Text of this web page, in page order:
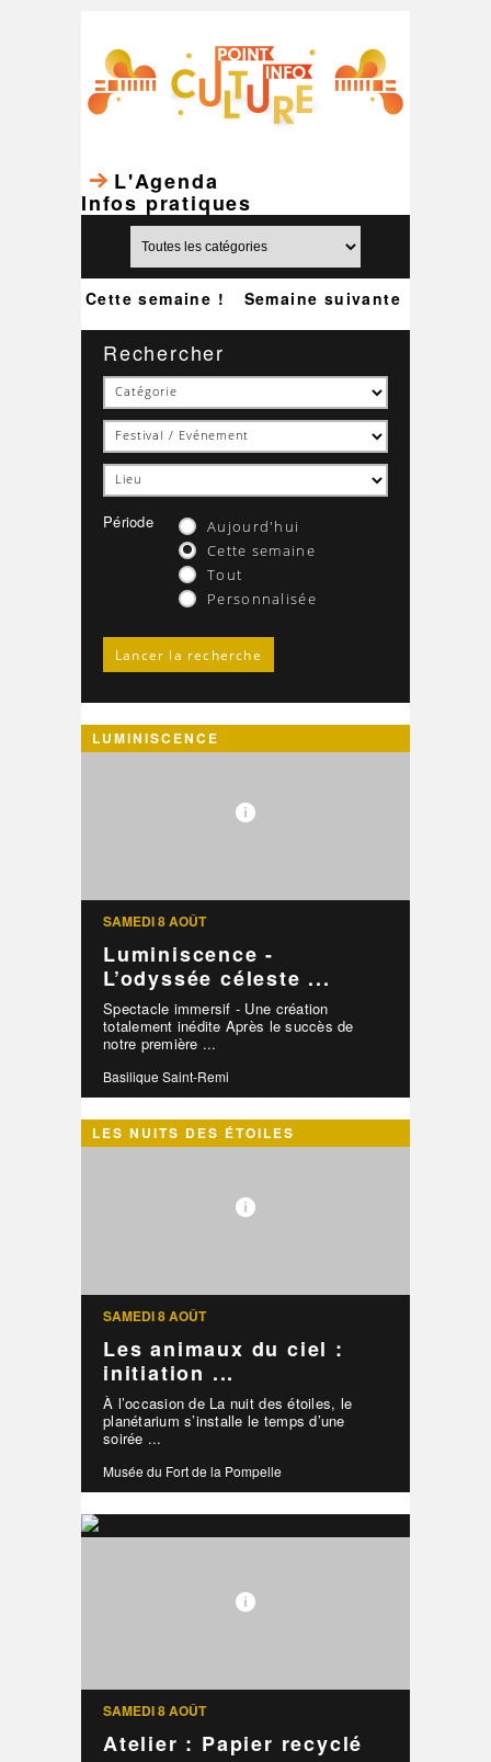
L'Agenda
Infos pratiques
Semaine suivante
Cette semaine !
Rechercher
Période
Aujourd'hui
Cette semaine
Tout
Personnalisée
LUMINISCENCE
SAMEDI 8 AOÛT
Luminiscence -
L’odyssée céleste ...
Spectacle immersif - Une création
totalement inédite Après le succès de
notre première ...
Basilique Saint-Remi
LES NUITS DES ÉTOILES
SAMEDI 8 AOÛT
Les animaux du ciel :
initiation ...
À l’occasion de La nuit des étoiles, le
planétarium s’installe le temps d’une
soirée ...
Musée du Fort de la Pompelle
SAMEDI 8 AOÛT
Atelier : Papier recyclé